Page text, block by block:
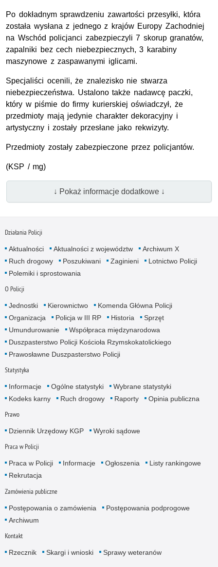
Po dokładnym sprawdzeniu zawartości przesyłki, która
została wysłana z jednego z krajów Europy Zachodniej
na Wschód policjanci zabezpieczyli 7 skorup granatów,
zapalniki bez cech niebezpiecznych, 3 karabiny
maszynowe z zaspawanymi iglicami.
Specjaliści ocenili, że znalezisko nie stwarza
niebezpieczeństwa. Ustalono także nadawcę paczki,
który w piśmie do firmy kurierskiej oświadczył, że
przedmioty mają jedynie charakter dekoracyjny i
artystyczny i zostały przesłane jako rekwizyty.
Przedmioty zostały zabezpieczone przez policjantów.
(KSP / mg)
↓ Pokaż informacje dodatkowe ↓
Działania Policji
Aktualności Aktualności z województw
Archiwum X
Ruch drogowy
Poszukiwani Zaginieni
Lotnictwo Policji
Polemiki i sprostowania
O Policji
Jednostki Kierownictwo
Komenda Główna Policji
Organizacja
Policja w III RP Historia
Sprzęt
Umundurowanie
Współpraca międzynarodowa
Duszpasterstwo Policji Kościoła Rzymskokatolickiego
Prawosławne Duszpasterstwo Policji
Statystyka
Informacje Ogólne statystyki
Wybrane statystyki
Kodeks karny
Ruch drogowy Raporty Opinia publiczna
Prawo
Dziennik Urzędowy KGP Wyroki sądowe
Praca w Policji
Praca w Policji Informacje Ogłoszenia
Listy rankingowe
Rekrutacja
Zamówienia publiczne
Postępowania o zamówienia
Postępowania podprogowe
Archiwum
Kontakt
Rzecznik Skargi i wnioski Sprawy weteranów